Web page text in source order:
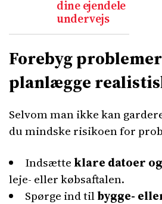
dine ejendele
undervejs
Forebyg
planlægge
Selvom man ikke kan
du mindske risikoen for
Indsætteklare datoer
leje- eller købsaftalen.
Spørge ind tilbygge-